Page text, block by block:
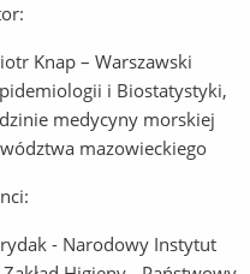
Knap – Warszawski
i Biostatystyki,
medycyny morskiej
mazowieckiego
- Narodowy Instytut